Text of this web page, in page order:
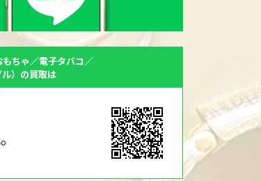
ちゃ／電子タバコ／
）の買取は